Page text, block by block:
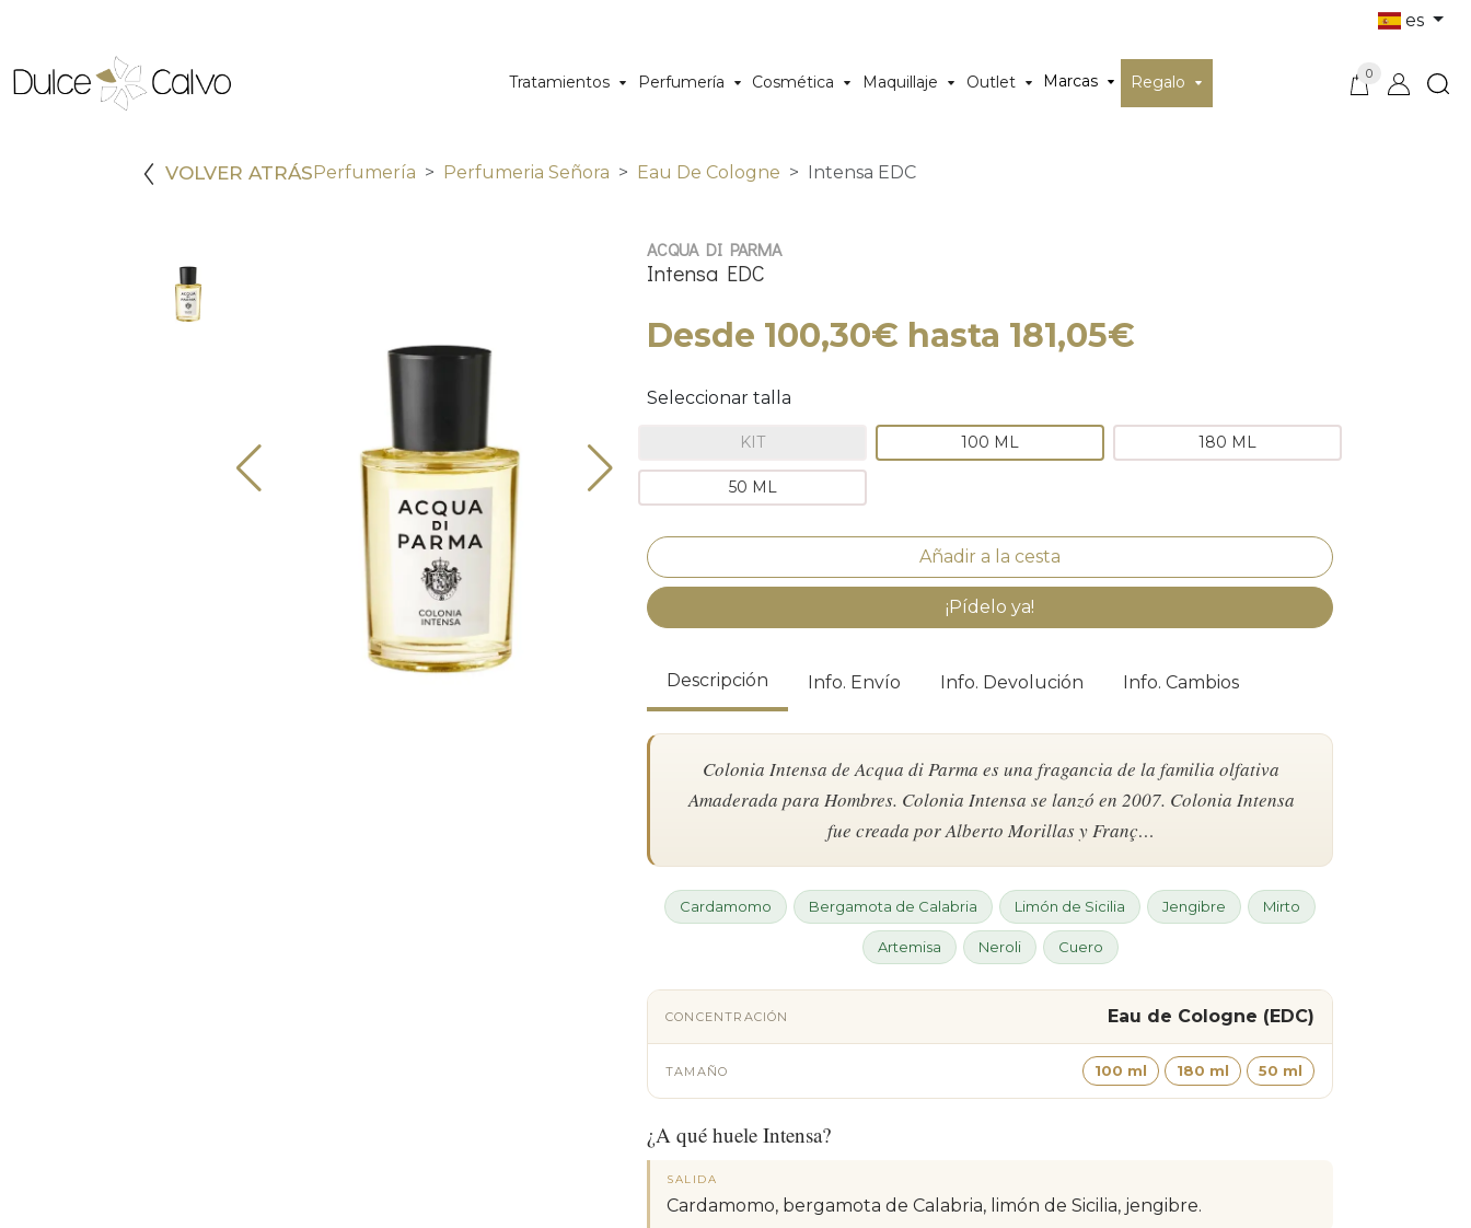
es
Tratamientos Perfumería Cosmética Maquillaje Outlet Marcas Regalo 0
VOLVER ATRÁSPerfumería Perfumeria Señora Eau De Cologne Intensa EDC
ACQUA DI PARMA
Intensa EDC
Desde 100,30€ hasta 181,05€
Seleccionar talla
KIT 100 ML 180 ML
50 ML
¡Pídelo ya!
Descripción Info. Envío Info. Devolución Info. Cambios
Colonia Intensa de Acqua di Parma es una fragancia de la familia olfativa
Amaderada para Hombres. Colonia Intensa se lanzó en 2007. Colonia Intensa
fue creada por Alberto Morillas y Franç…
Cardamomo Bergamota de Calabria Limón de Sicilia Jengibre Mirto
Artemisa Neroli Cuero
CONCENTRACIÓN Eau de Cologne (EDC)
TAMAÑO 100 ml 180 ml 50 ml
¿A qué huele Intensa?
SALIDA
Cardamomo, bergamota de Calabria, limón de Sicilia, jengibre.